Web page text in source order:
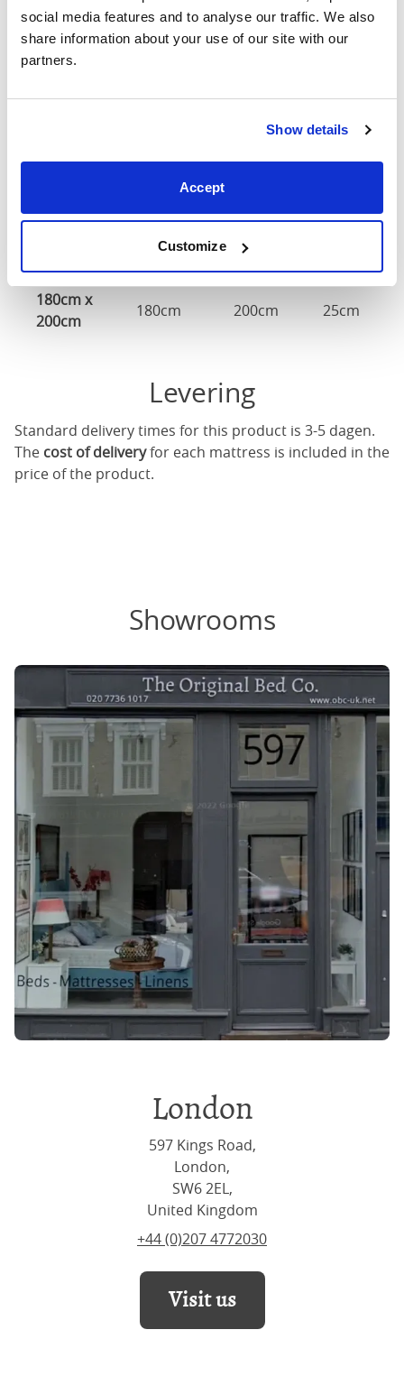
social media features and to analyse our traffic. We also
share information about your use of our site with our
partners.
Show details
Accept
Customize
90cm X
200cm
90cm 200cm 25cm
120cm X
140cm X
160cm 200cm
180cm x
200cm
180cm 200cm 25cm
Levering
Standard delivery times for this product is 3-5 dagen.
The cost of deliveryfor each mattress is included in the
price of the product.
Showrooms
London
597 Kings Road,
London,
SW6 2EL,
United Kingdom
+44 (0)207 4772030
Visit us